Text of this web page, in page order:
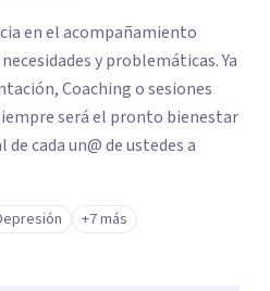
en el acompañamiento
y problemáticas. Ya
Coaching o sesiones
será el pronto bienestar
cada un@ de ustedes a
+7 más